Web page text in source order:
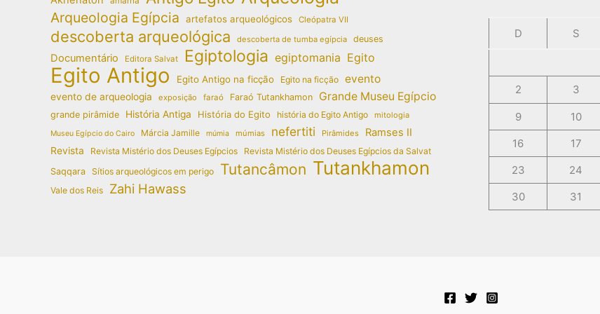
Arqueologia Egípcia artefatos arqueológicos Cleópatra VII
descoberta arqueológica descoberta de tumba egípcia deuses
Documentário Editora Salvat Egiptologia egiptomania Egito
Egito Antigo Egito Antigo na ficção Egito na ficção evento
evento de arqueologia exposição faraó Faraó Tutankhamon Grande Museu Egípcio
grande pirâmide História Antiga História do Egito história do Egito Antigo mitologia
Museu Egípcio do Cairo Márcia Jamille múmia múmias nefertiti Pirâmides Ramses II
Revista Revista Mistério dos Deuses Egípcios
Revista Mistério dos Deuses Egípcios da Salvat
Saqqara Sítios arqueológicos em perigo Tutancâmon Tutankhamon
Vale dos Reis Zahi Hawass
D S
2
3
9 10
16
17
23
24
30
31